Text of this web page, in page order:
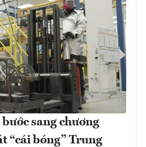
sang chương
“cái bóng” Trung